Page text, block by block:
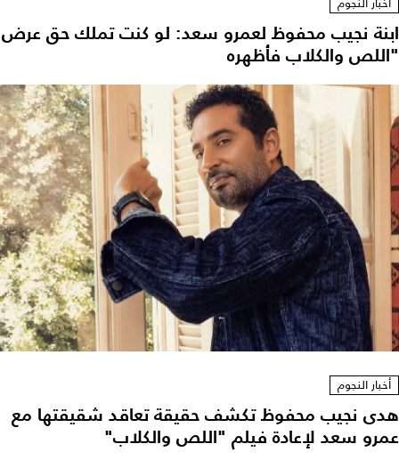
ابنة نجيب محفوظ لعمرو سعد: لو كنت تملك حق عرض
"اللص والكلاب فأظهره
أخبار النجوم
هدى نجيب محفوظ تكشف حقيقة تعاقد شقيقتها مع
عمرو سعد لإعادة فيلم "اللص والكلاب"